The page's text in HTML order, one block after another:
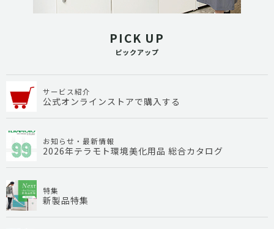
PICK UP
ピックアップ
サービス紹介
公式オンラインストアで購入する
お知らせ・最新情報
2026年テラモト環境美化用品 総合カタログ
特集
新製品特集